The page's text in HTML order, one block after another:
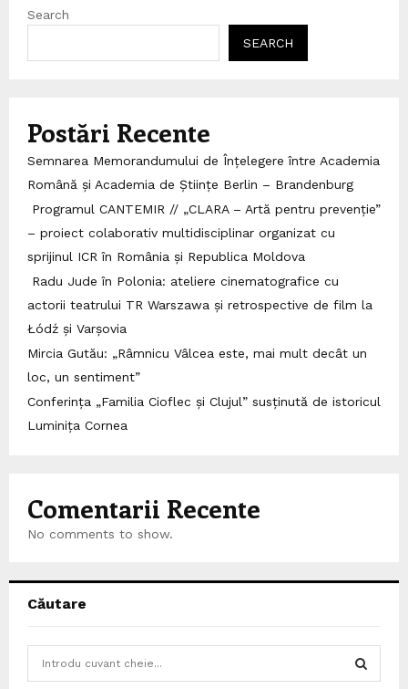
Search
SEARCH
Postări Recente
Semnarea Memorandumului de Înțelegere între Academia
Română și Academia de Științe Berlin – Brandenburg
Programul CANTEMIR // „CLARA – Artă pentru prevenție”
– proiect colaborativ multidisciplinar organizat cu
sprijinul ICR în România și Republica Moldova
Radu Jude în Polonia: ateliere cinematografice cu
actorii teatrului TR Warszawa și retrospective de film la
Łódź și Varșovia
Mircia Gutău: „Râmnicu Vâlcea este, mai mult decât un
loc, un sentiment”
Conferința „Familia Cioflec și Clujul” susținută de istoricul
Luminița Cornea
Comentarii Recente
No comments to show.
Căutare